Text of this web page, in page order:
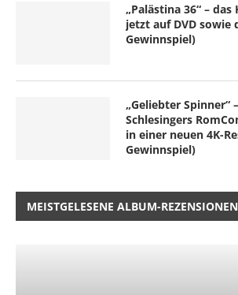
„Palästina 36“ –
jetzt auf DVD sowie
Gewinnspiel)
„Geliebter Spinner“
Schlesingers
in einer neuen 4K-
Gewinnspiel)
MEISTGELESENE ALBUM-REZENSIONEN